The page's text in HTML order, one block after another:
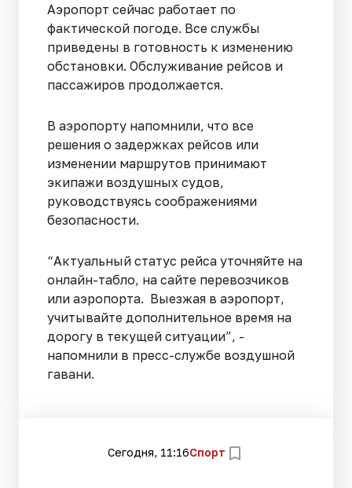
Аэропорт сейчас работает по
фактической погоде. Все службы
приведены в готовность к изменению
обстановки. Обслуживание рейсов и
пассажиров продолжается.
В аэропорту напомнили, что все
решения о задержках рейсов или
изменении маршрутов принимают
экипажи воздушных судов,
руководствуясь соображениями
безопасности.
“Актуальный статус рейса уточняйте на
онлайн-табло, на сайте перевозчиков
или аэропорта. Выезжая в аэропорт,
учитывайте дополнительное время на
дорогу в текущей ситуации”, -
напомнили в пресс-службе воздушной
гавани.
Сегодня, 11:16Спорт